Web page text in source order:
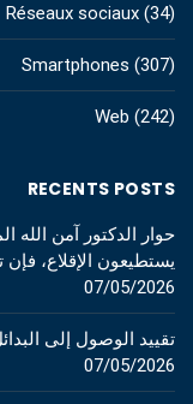
Réseaux sociaux (34)
Smartphones (307)
Web (242)
RECENTS POSTS
حوار الدكتور آمن الله
يستطيعون الإقلاع،
07/05/2026
تقييد الوصول إلى
07/05/2026